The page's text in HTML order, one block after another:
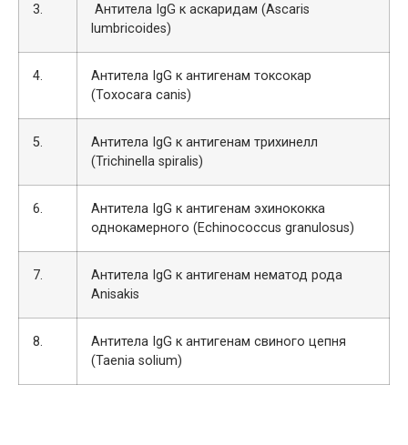
3.
Антитела IgG к аскаридам (Ascaris
lumbricoides)
4.
Антитела IgG к антигенам токсокар
(Toxocara canis)
5.
Антитела IgG к антигенам трихинелл
(Trichinella spiralis)
6.
Антитела IgG к антигенам эхинококка
однокамерного (Echinococcus granulosus)
7.
Антитела IgG к антигенам нематод рода
Anisakis
8.
Антитела IgG к антигенам свиного цепня
(Taenia solium)